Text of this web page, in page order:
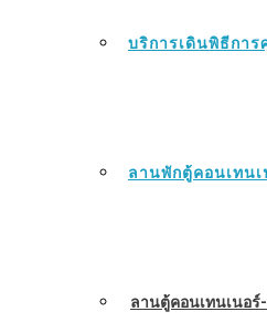
บริการเดินพิธีการ
ลานพักตู้คอนเทนเ
ลานตู้คอนเทนเนอร์